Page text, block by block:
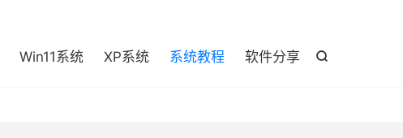

Win11系统 XP系统 系统教程 软件分享